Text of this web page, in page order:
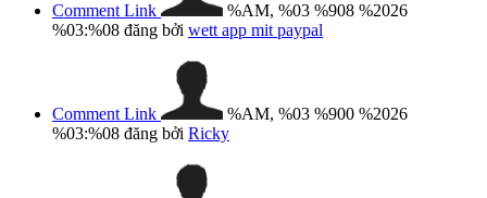
Comment Link
%AM, %03 %908 %2026
%03:%08 đăng bởi wett app mit paypal
Comment Link
%AM, %03 %900 %2026
%03:%08 đăng bởi Ricky